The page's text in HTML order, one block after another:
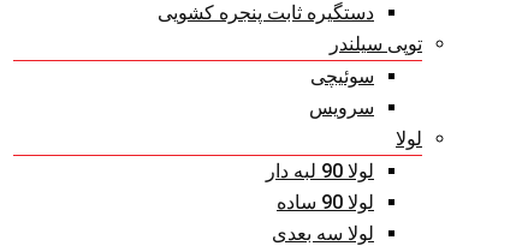
دستگیره ثابت پنجره کشویی
توپی سیلندر
سوئیچی
سرویس
لولا
لولا 90 لبه دار
لولا 90 ساده
لولا سه بعدی